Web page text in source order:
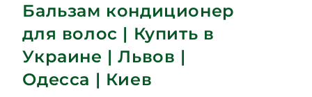
Бальзам кондиционер
для волос | Купить в
Украине | Львов |
Одесса | Киев